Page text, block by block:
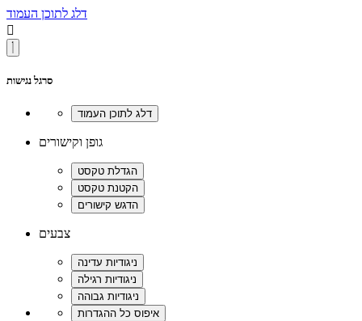
דלג לתוכן העמוד

סרגל נגישות
גופן וקישורים
צבעים